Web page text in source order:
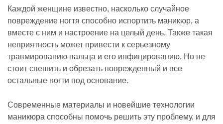
Каждой женщине известно, насколько случайное
повреждение ногтя способно испортить маникюр, а
вместе с ним и настроение на целый день. Также такая
неприятность может привести к серьезному
травмированию пальца и его инфицированию. Но не
стоит спешить и обрезать поврежденный и все
остальные ногти под основание.
Современные материалы и новейшие технологии
маникюра способны помочь решить эту проблему, и для